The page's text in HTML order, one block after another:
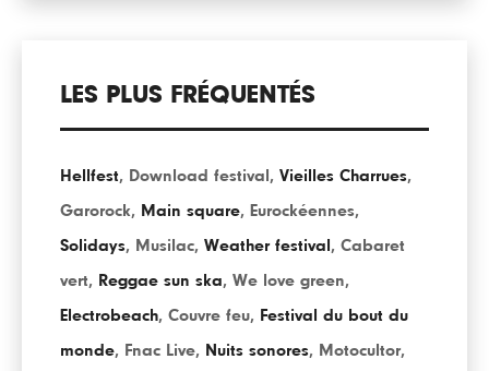
LES PLUS FRÉQUENTÉS
Hellfest, Download festival , Vieilles Charrues,
Garorock, Main square, Eurockéennes,
Solidays, Musilac, Weather festival , Cabaret
vert, Reggae sun ska, We love green,
Electrobeach, Couvre feu, Festival du bout du
monde, Fnac Live, Nuits sonores, Motocultor,